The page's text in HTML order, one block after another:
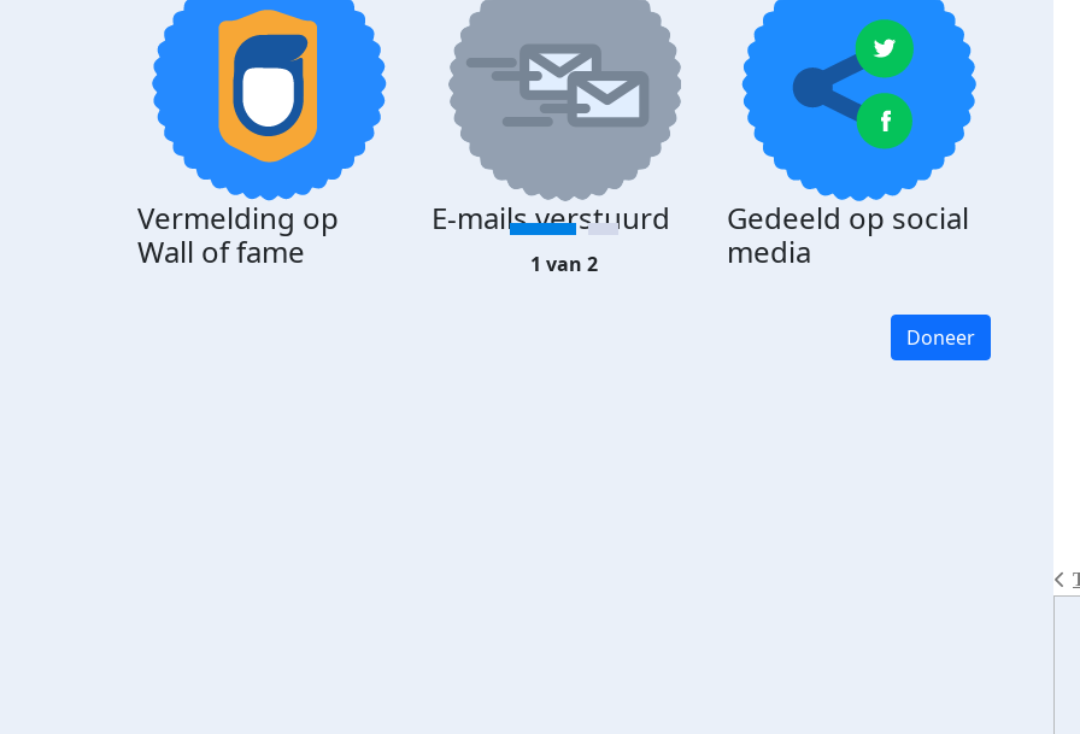
Vermelding op
Wall of fame
E-mails verstuurd
Gedeeld op social
media
1 van 2
Doneer